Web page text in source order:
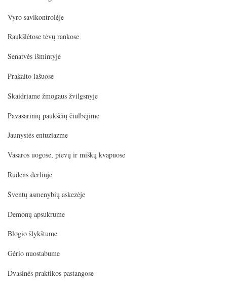
Vyro savikontrolėje
Raukšlėtose tėvų rankose
Senatvės išmintyje
Prakaito lašuose
Skaidriame žmogaus žvilgsnyje
Pavasarinių paukščių čiulbėjime
Jaunystės entuziazme
Vasaros uogose, pievų ir miškų kvapuose
Rudens derliuje
Šventų asmenybių askezėje
Demonų apsukrume
Blogio šlykštume
Gėrio nuostabume
Dvasinės praktikos pastangose